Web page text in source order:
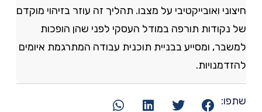
חיצוני ואובייקטיבי על מצבו. תהליך זה עוזר בזיהוי מוקדם
של נקודות תורפה במודל העסקי לפני שהן הופכות
למשבר, ומסייע בבניית תוכנית עבודה המתרגמת איומים
להזדמנויות.
שתפו: